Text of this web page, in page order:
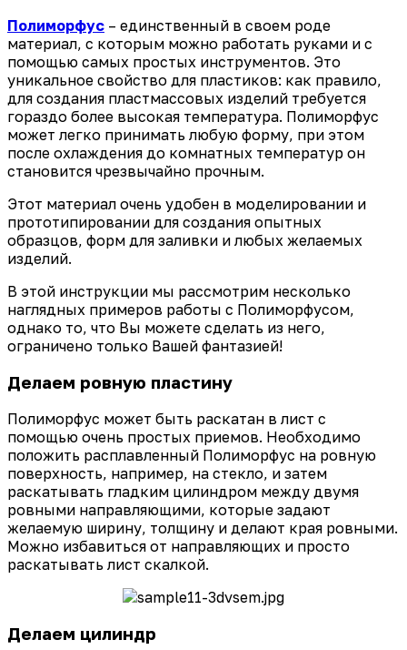
Полиморфус – единственный в своем роде
материал, с которым можно работать руками и с
помощью самых простых инструментов. Это
уникальное свойство для пластиков: как правило,
для создания пластмассовых изделий требуется
гораздо более высокая температура. Полиморфус
может легко принимать любую форму, при этом
после охлаждения до комнатных температур он
становится чрезвычайно прочным.
Этот материал очень удобен в моделировании и
прототипировании для создания опытных
образцов, форм для заливки и любых желаемых
изделий.
В этой инструкции мы рассмотрим несколько
наглядных примеров работы с Полиморфусом,
однако то, что Вы можете сделать из него,
ограничено только Вашей фантазией!
Делаем ровную пластину
Полиморфус может быть раскатан в лист с
помощью очень простых приемов. Необходимо
положить расплавленный Полиморфус на ровную
поверхность, например, на стекло, и затем
раскатывать гладким цилиндром между двумя
ровными направляющими, которые задают
желаемую ширину, толщину и делают края ровными.
Можно избавиться от направляющих и просто
раскатывать лист скалкой.
Делаем цилиндр